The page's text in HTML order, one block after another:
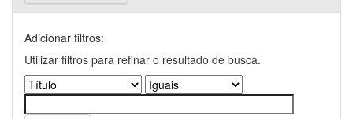
Adicionar filtros:
Utilizar filtros para refinar o resultado de busca.